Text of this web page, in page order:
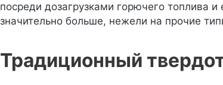
посреди дозагрузками горючего топлива
значительно больше, нежели на прочие
Традиционный